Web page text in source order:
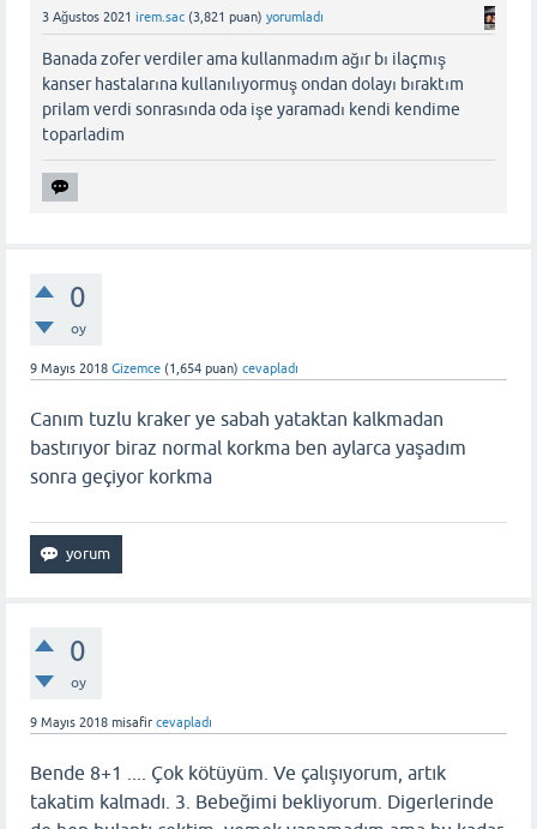
3 Ağustos 2021 irem.sac (3,821 puan) yorumladı
Banada zofer verdiler ama kullanmadım ağır bı ilaçmış
kanser hastalarına kullanılıyormuş ondan dolayı bıraktım
prilam verdi sonrasında oda işe yaramadı kendi kendime
toparladim
0
oy
9 Mayıs 2018 Gizemce (1,654 puan) cevapladı
Canım tuzlu kraker ye sabah yataktan kalkmadan
bastırıyor biraz normal korkma ben aylarca yaşadım
sonra geçiyor korkma
0
oy
9 Mayıs 2018 misafir cevapladı
Bende 8+1 .... Çok kötüyüm. Ve çalışıyorum, artık
takatim kalmadı. 3. Bebeğimi bekliyorum. Digerlerinde